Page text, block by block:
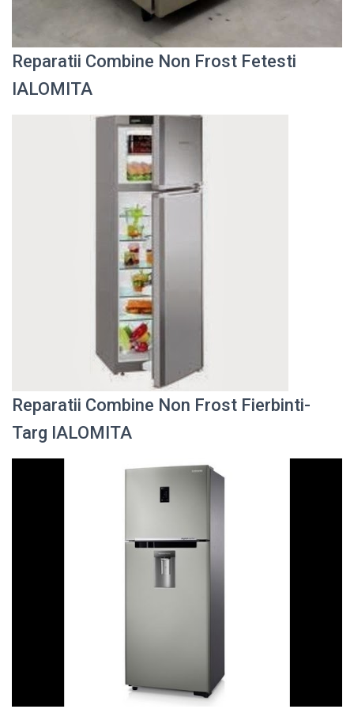
Reparatii Combine Non Frost Fetesti
IALOMITA
Reparatii Combine Non Frost Fierbinti-
Targ IALOMITA